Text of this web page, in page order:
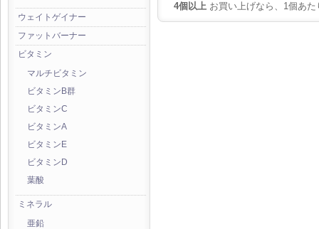
ウェイトゲイナー
ファットバーナー
ビタミン
マルチビタミン
ビタミンB群
ビタミンC
ビタミンA
ビタミンE
ビタミンD
葉酸
ミネラル
亜鉛
4個以上 お買い上げなら、1個あた